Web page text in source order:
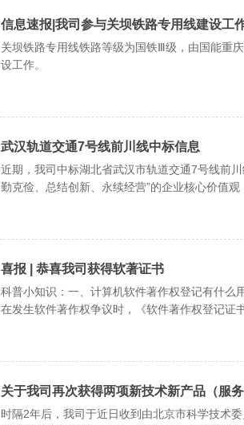
信息速报|我司参与关坝铁路专用线建设工
关坝铁路专用线铁路等级为国铁Ⅲ级，由国能重
设工作。
武汉轨道交通7号线前川线中标信息
近期，我司中标湖北省武汉市轨道交通7号线前
勤克俭、总结创新、永续经营”的企业核心价值
喜报 | 恭喜我司获得软著证书
科普小知识：一、计算机软件著作权登记有什么
在发生软件著作权争议时，《软件著作权登记证
关于我司再次获得两项新技术新产品（服
时隔2年后，我司于近日收到由北京市科学技术